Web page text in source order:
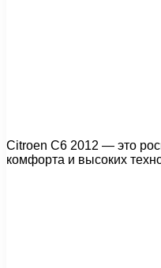
Citroen C6 2012 — это
комфорта и высоких